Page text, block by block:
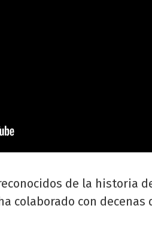
de la historia
colaborado con